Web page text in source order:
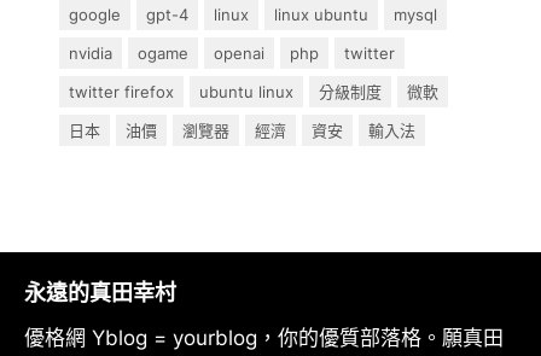
google
gpt-4 linux linux ubuntu
mysql
nvidia
ogame openai php
twitter
twitter firefox
ubuntu linux 分級制度
微軟
日本
油價 瀏覽器 經濟 資安 輸入法
永遠的真田幸村
優格網 Yblog = yourblog，你的優質部落格。願真田